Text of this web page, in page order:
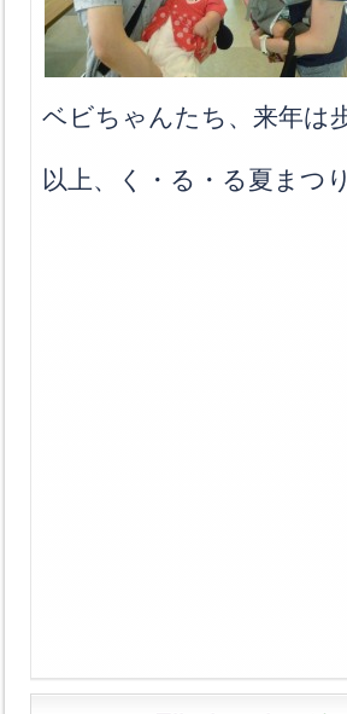
ベビちゃんたち、来年は
以上、く・る・る夏まつ